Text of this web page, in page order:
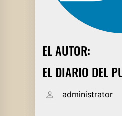
EL AUTOR:
EL DIARIO DEL
administrator